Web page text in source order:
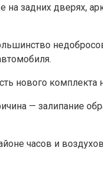
задних дверях,
нового комплекта
— залипание
часов и